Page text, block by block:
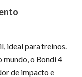
ideal para treinos.
mundo, o Bondi 4
de impacto e